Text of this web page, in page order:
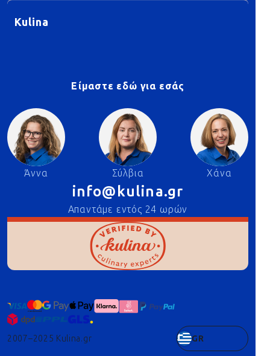
Kulina
Είμαστε εδώ για εσάς
Άννα Σύλβια Χάνα
info@kulina.gr
Απαντάμε εντός 24 ωρών
2007–2025 Kulina.gr GR